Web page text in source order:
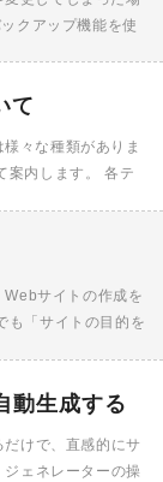
クアップ機能を使
て
々な種類がありま
案内します。 各テ
サイトの作成を
も「サイトの目的を
動生成する
けで、直感的にサ
ェネレーターの操